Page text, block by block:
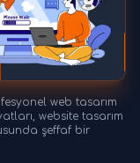
web tasarım
website tasarım
şeffaf bir